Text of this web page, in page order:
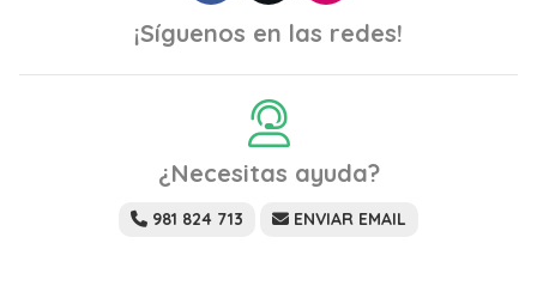
¡Síguenos en las redes!
¿Necesitas ayuda?
981 824 713 ENVIAR EMAIL